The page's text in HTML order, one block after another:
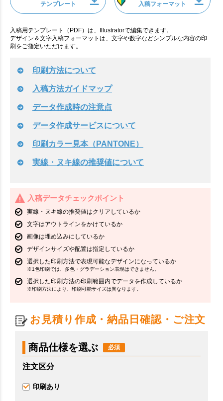
テンプレート
入稿フォーマット
入稿用テンプレート（PDF）は、Illustratorで編集できます。
デザイン＆文字入稿フォーマットは、文字や数字などシンプルな内容の印
刷をご指定いただけます。
印刷方法について
入稿方法ガイドマップ
データ作成時の注意点
データ作成サービスについて
印刷カラー見本（PANTONE）
実線・ヌキ線の推奨値について
入稿データチェックポイント
実線・ヌキ線の推奨値はクリアしているか
文字はアウトラインをかけているか
画像は埋め込みにしているか
デザインサイズや配置は指定しているか
選択した印刷方法で表現可能なデザインになっているか
※1色印刷では、多色・グラデーション表現はできません。
選択した印刷方法の印刷範囲内でデータを作成しているか
※印刷方法により、印刷可能サイズは異なります。
お見積り作成・納品日確認・ご注文
商品仕様を選ぶ
注文区分
印刷あり